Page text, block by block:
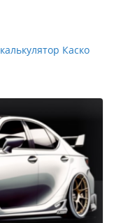
калькулятор Каско